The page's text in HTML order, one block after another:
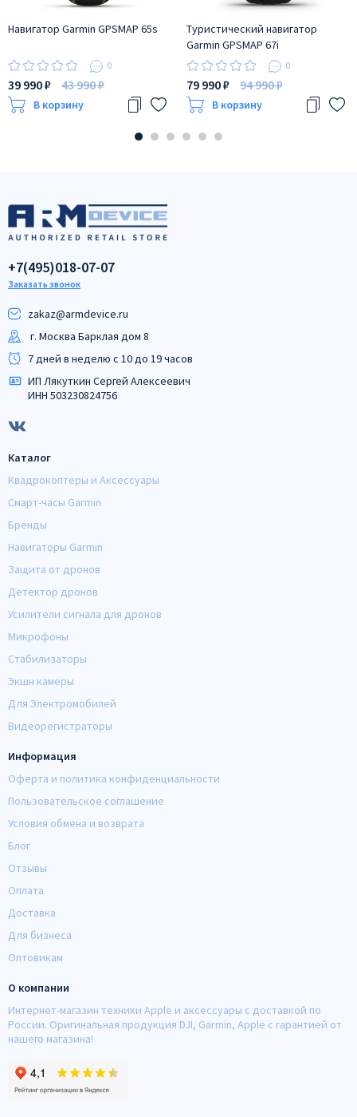
Навигатор Garmin GPSMAP 65s
0
39 990 ₽ 43 990 ₽
В корзину
Туристический навигатор
Garmin GPSMAP 67i
0
79 990 ₽ 94 990 ₽
В корзину
+7(495)018-07-07
Заказать звонок
zakaz@armdeviсe.ru
г. Москва Барклая дом 8
7 дней в неделю с 10 до 19 часов
ИП Лякуткин Сергей Алексеевич
ИНН 503230824756
Каталог
Квадрокоптеры и Аксессуары
Смарт-часы Garmin
Бренды
Навигаторы Garmin
Защита от дронов
Детектор дронов
Усилители сигнала для дронов
Микрофоны
Стабилизаторы
Экшн камеры
Для Электромобилей
Видеорегистраторы
Информация
Оферта и политика конфиденциальности
Пользовательское соглашение
Условия обмена и возврата
Блог
Отзывы
Оплата
Доставка
Для бизнеса
Оптовикам
О компании
Интернет-магазин техники Apple и аксессуары с доставкой по
России. Оригинальная продукция DJI, Garmin, Apple с гарантией от
нашего магазина!